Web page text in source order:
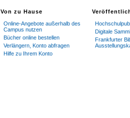
Von zu Hause
Online-Angebote außerhalb des
Campus nutzen
Bücher online bestellen
Verlängern, Konto abfragen
Hilfe zu Ihrem Konto
Digitale
Frankfurter